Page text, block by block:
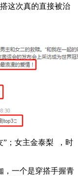
这次真的直接被治
；女主金泰梨 ，时
一个是穿搭手握青